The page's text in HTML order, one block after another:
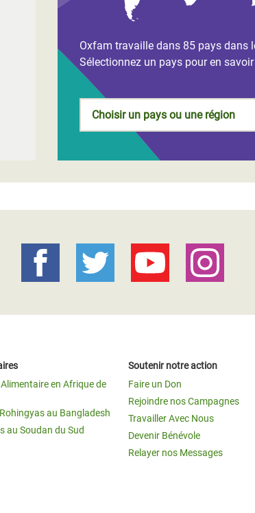
Oxfam travaille dans 85 pays dans
Sélectionnez un pays pour en
en Afrique de
au Bangladesh
au Soudan du Sud
Soutenir notre action
Faire un Don
Rejoindre nos Campagnes
Travailler Avec Nous
Devenir Bénévole
Relayer nos Messages